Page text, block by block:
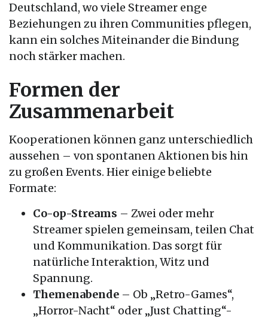
Deutschland, wo viele Streamer enge
Beziehungen zu ihren Communities pflegen,
kann ein solches Miteinander die Bindung
noch stärker machen.
Formen der
Zusammenarbeit
Kooperationen können ganz unterschiedlich
aussehen – von spontanen Aktionen bis hin
zu großen Events. Hier einige beliebte
Formate:
Co-op-Streams – Zwei oder mehr
Streamer spielen gemeinsam, teilen Chat
und Kommunikation. Das sorgt für
natürliche Interaktion, Witz und
Spannung.
Themenabende – Ob „Retro-Games“,
„Horror-Nacht“ oder „Just Chatting“-